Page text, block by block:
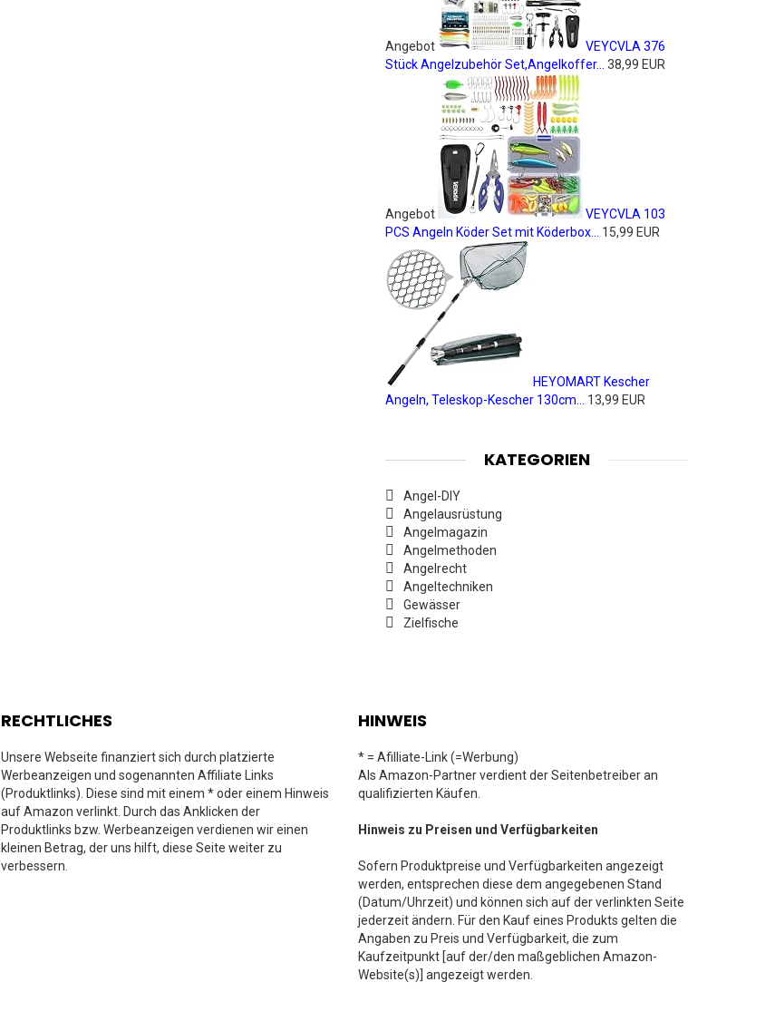
Angebot
VEYCVLA 376
Stück Angelzubehör Set,Angelkoffer...
38,99 EUR
Angebot
VEYCVLA 103
PCS Angeln Köder Set mit Köderbox...
15,99 EUR
HEYOMART Kescher
Angeln, Teleskop-Kescher 130cm...
13,99 EUR
KATEGORIEN
Angel-DIY
Angelausrüstung
Angelmagazin
Angelmethoden
Angelrecht
Angeltechniken
Gewässer
Zielfische
RECHTLICHES
Unsere Webseite finanziert sich durch platzierte
Werbeanzeigen und sogenannten Affiliate Links
(Produktlinks). Diese sind mit einem * oder einem Hinweis
auf Amazon verlinkt. Durch das Anklicken der
Produktlinks bzw. Werbeanzeigen verdienen wir einen
kleinen Betrag, der uns hilft, diese Seite weiter zu
verbessern.
HINWEIS
* = Afilliate-Link (=Werbung)
Als Amazon-Partner verdient der Seitenbetreiber an
qualifizierten Käufen.
Hinweis zu Preisen und Verfügbarkeiten
Sofern Produktpreise und Verfügbarkeiten angezeigt
werden, entsprechen diese dem angegebenen Stand
(Datum/Uhrzeit) und können sich auf der verlinkten Seite
jederzeit ändern. Für den Kauf eines Produkts gelten die
Angaben zu Preis und Verfügbarkeit, die zum
Kaufzeitpunkt [auf der/den maßgeblichen Amazon-
Website(s)] angezeigt werden.